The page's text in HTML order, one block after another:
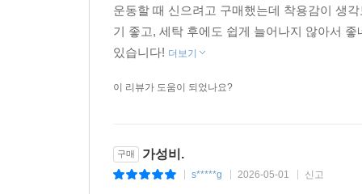
운동할 때 신으려고 구매했는데 착용감이 생
기 좋고, 세탁 후에도 쉽게 늘어나지 않아서
있습니다! 더보기
이 리뷰가 도움이 되었나요?
구매 가성비.
s*****g 2026-05-01 신고